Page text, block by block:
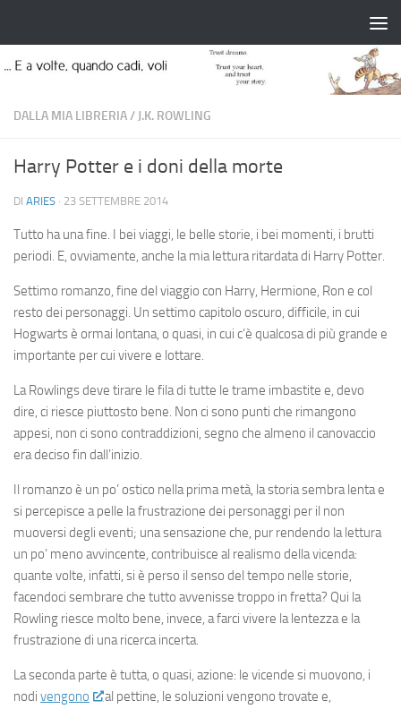
DALLA MIA LIBRERIA/ J.K. ROWLING
Harry Potter e i doni della morte
DI ARIES · 23 SETTEMBRE 2014
Tutto ha una fine. I bei viaggi, le belle storie, i bei momenti, i brutti
periodi. E, ovviamente, anche la mia lettura ritardata di Harry Potter.
Settimo romanzo, fine del viaggio con Harry, Hermione, Ron e col
resto dei personaggi. Un settimo capitolo oscuro, difficile, in cui
Hogwarts è ormai lontana, o quasi, in cui c’è qualcosa di più grande e
importante per cui vivere e lottare.
La Rowlings deve tirare le fila di tutte le trame imbastite e, devo
dire, ci riesce piuttosto bene. Non ci sono punti che rimangono
appesi, non ci sono contraddizioni, segno che almeno il canovaccio
era deciso fin dall’inizio.
Il romanzo è un po’ ostico nella prima metà, la storia sembra lenta e
si percepisce a pelle la frustrazione dei personaggi per il non
muoversi degli eventi; una sensazione che, pur rendendo la lettura
un po’ meno avvincente, contribuisce al realismo della vicenda:
quante volte, infatti, si è perso il senso del tempo nelle storie,
facendoci sembrare che tutto avvenisse troppo in fretta? Qui la
Rowling riesce molto bene, invece, a farci vivere la lentezza e la
frustrazione di una ricerca incerta.
La seconda parte è tutta, o quasi, azione: le vicende si muovono, i
nodi vengono
al pettine, le soluzioni vengono trovate e,